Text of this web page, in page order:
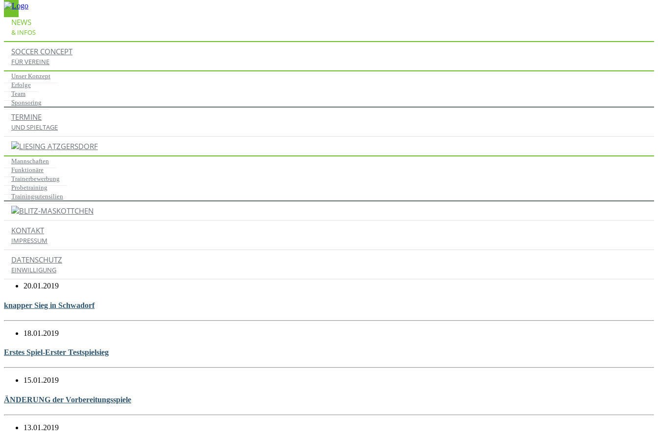
NEWS
& INFOS
SOCCER CONCEPT
FÜR VEREINE
Unser Konzept
Erfolge
Team
Sponsoring
TERMINE
UND SPIELTAGE
Mannschaften
Funktionäre
Trainerbewerbung
Probetraining
Trainingsutensilien
KONTAKT
IMPRESSUM
DATENSCHUTZ
EINWILLIGUNG
News & Infos
Beeindruckendes Auftreten bei Sportclub 1b
28.01.2019
Franz, "die gute Fee"
28.01.2019
U23 startet mit Niederlage
28.01.2019
starke zweite Hälfte
24.01.2019
Lehrstunde bei Wr. Viktoria
20.01.2019
knapper Sieg in Schwadorf
18.01.2019
Erstes Spiel-Erster Testspielsieg
15.01.2019
ÄNDERUNG der Vorbereitungsspiele
13.01.2019